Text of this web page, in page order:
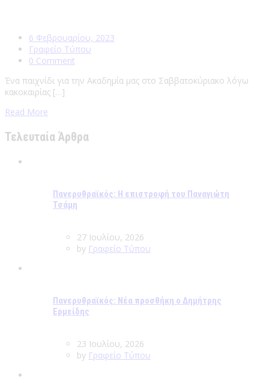
6 Φεβρουαρίου, 2023
Γραφείο Τύπου
0 Comment
Ένα παιχνίδι για την Ακαδημία μας στο Σαββατοκύριακο λόγω
κακοκαιρίας […]
Read More
Τελευταία Άρθρα
Πανερυθραϊκός: Η επιστροφή του Παναγιώτη
Τσάμη
27 Ιουλίου, 2026
by Γραφείο Τύπου
Πανερυθραϊκός: Νέα προσθήκη ο Δημήτρης
Ερμείδης
23 Ιουλίου, 2026
by Γραφείο Τύπου